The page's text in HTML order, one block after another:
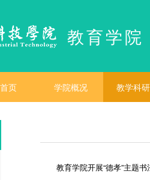
教育学院
首页 学院概况 教学科研
教育学院开展“德孝”主题